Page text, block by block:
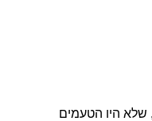
שלא היו הטעמים